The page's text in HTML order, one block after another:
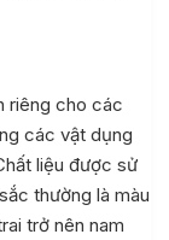
riêng cho các
các vật dụng
liệu được sử
thường là màu
trở nên nam